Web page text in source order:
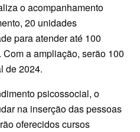
o acompanhamento
20 unidades
para atender até 100
a ampliação, serão 100
de 2024.
psicossocial, o
na inserção das pessoas
oferecidos cursos